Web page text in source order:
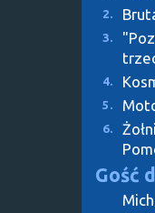
2.
3.
4.
5.
6.
Gość